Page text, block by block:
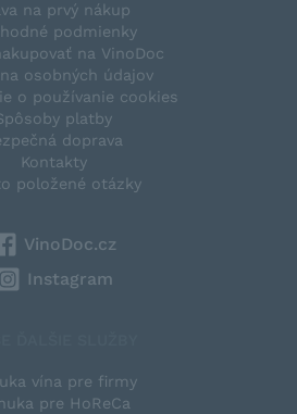
na prvý nákup
podmienky
na VinoDoc
osobných údajov
o používanie cookies
platby
doprava
Kontakty
položené otázky
VinoDoc.cz
Instagram
vína pre firmy
pre HoReCa